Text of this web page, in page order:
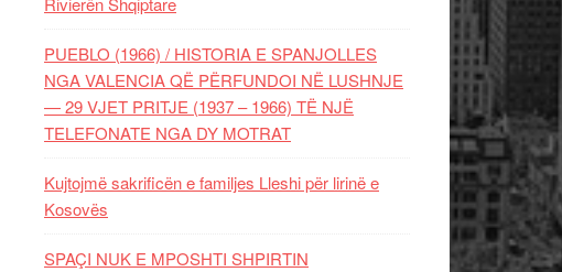
PUEBLO (1966) / HISTORIA E SPANJOLLES
NGA VALENCIA QË PËRFUNDOI NË LUSHNJE
— 29 VJET PRITJE (1937 – 1966) TË NJË
TELEFONATE NGA DY MOTRAT
Kujtojmë sakrificën e familjes Lleshi për lirinë e
Kosovës
SPAÇI NUK E MPOSHTI SHPIRTIN